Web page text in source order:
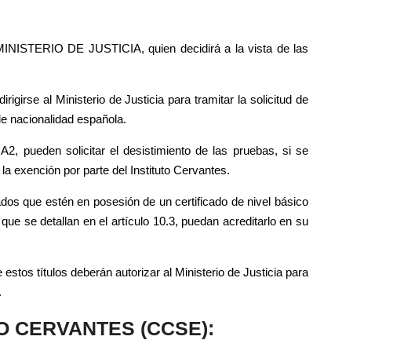
DE JUSTICIA, quien decidirá a la vista de las
al Ministerio de Justicia para tramitar la solicitud de
nacionalidad española.
pueden solicitar el desistimiento de las pruebas, si se
exención por parte del Instituto Cervantes.
que estén en posesión de un certificado de nivel básico
se detallan en el artículo 10.3, puedan acreditarlo en su
títulos deberán autorizar al Ministerio de Justicia para
CERVANTES (CCSE):